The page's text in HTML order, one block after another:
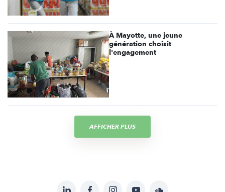
À Mayotte, une jeune
génération choisit
l'engagement
AFFICHER PLUS
LinkedInFacebookInstagramYouTubeSoundcloud